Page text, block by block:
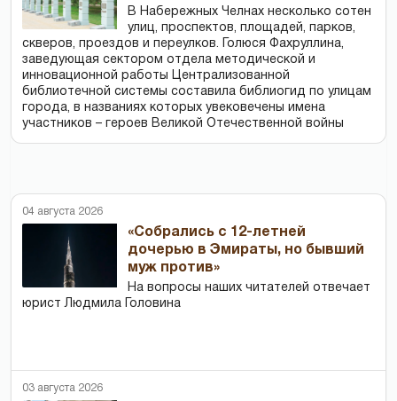
В Набережных Челнах несколько сотен
улиц, проспектов, площадей, парков,
скверов, проездов и переулков. Голюся Фахруллина,
заведующая сектором отдела методической и
инновационной работы Централизованной
библиотечной системы составила библиогид по улицам
города, в названиях которых увековечены имена
участников – героев Великой Отечественной войны
04 августа 2026
«Собрались с 12-летней
дочерью в Эмираты, но бывший
муж против»
На вопросы наших читателей отвечает
юрист Людмила Головина
03 августа 2026